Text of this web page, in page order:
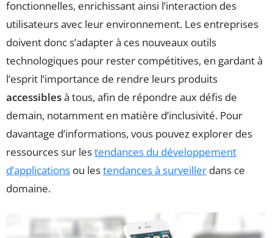
fonctionnelles, enrichissant ainsi l’interaction des
utilisateurs avec leur environnement. Les entreprises
doivent donc s’adapter à ces nouveaux outils
technologiques pour rester compétitives, en gardant à
l’esprit l’importance de rendre leurs produits
accessiblesà tous, afin de répondre aux défis de
demain, notamment en matière d’inclusivité. Pour
davantage d’informations, vous pouvez explorer des
ressources sur lestendances du développement
d’applications ou lestendances à surveiller dans ce
domaine.